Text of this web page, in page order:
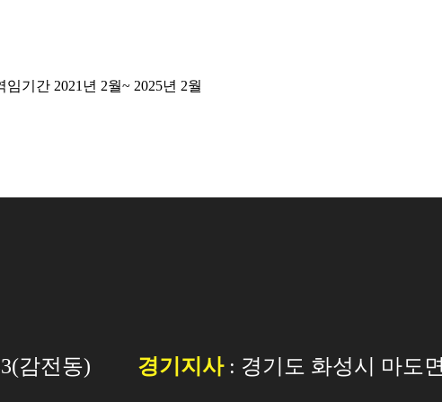
기간 2021년 2월~ 2025년 2월
감전동) 경기지사: 경기도 화성시 마도